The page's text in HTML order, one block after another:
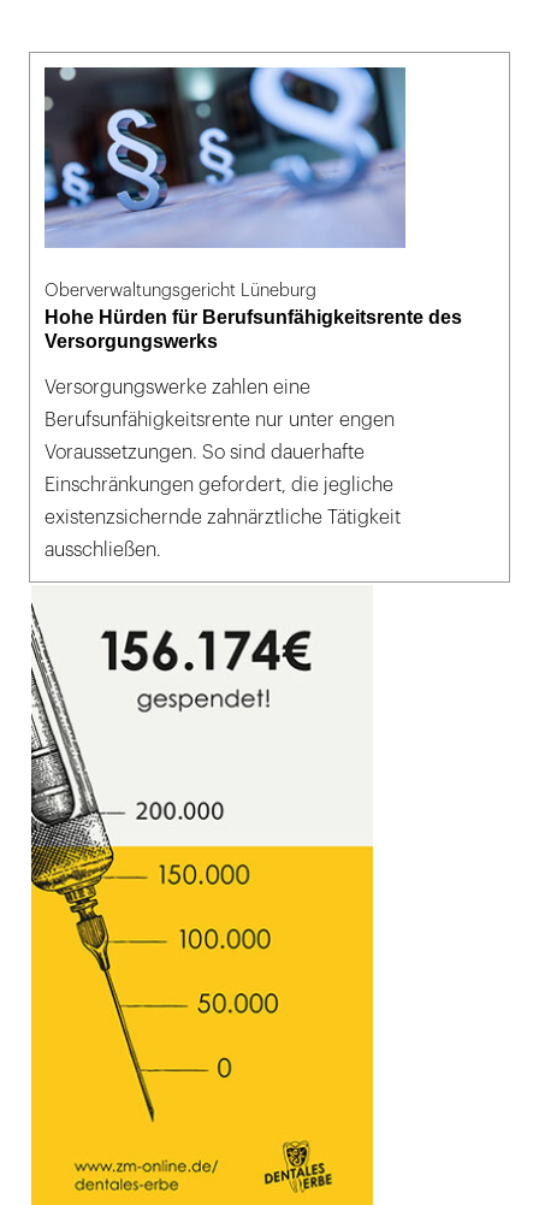
Oberverwaltungsgericht Lüneburg
Hohe Hürden für Berufsunfähigkeitsrente des
Versorgungswerks
Versorgungswerke zahlen eine
Berufsunfähigkeitsrente nur unter engen
Voraussetzungen. So sind dauerhafte
Einschränkungen gefordert, die jegliche
existenzsichernde zahnärztliche Tätigkeit
ausschließen.